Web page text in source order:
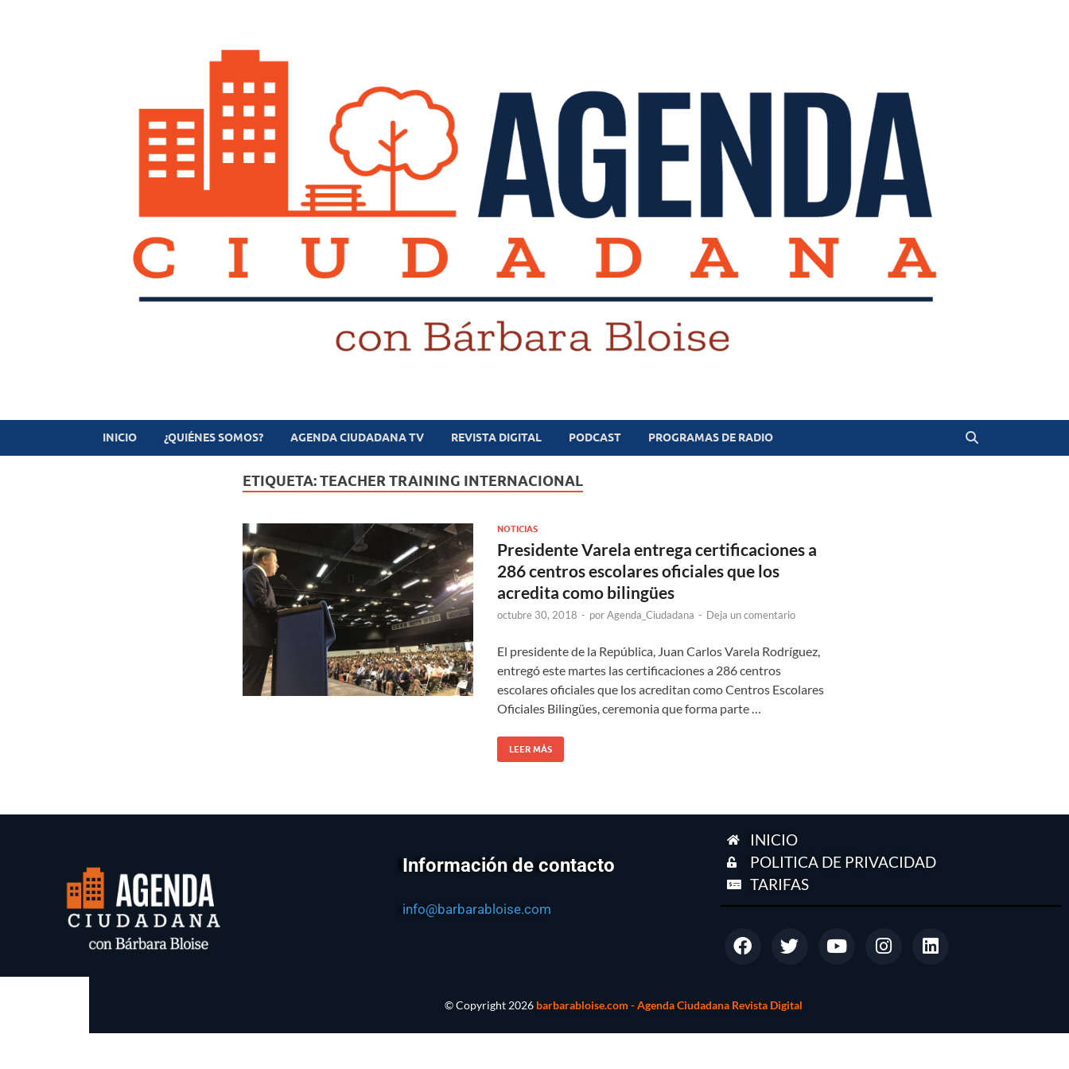
Revista digital
INICIO ¿QUIÉNES SOMOS? AGENDA CIUDADANA TV REVISTA DIGITAL PODCAST PROGRAMAS DE RADIO
ETIQUETA:TEACHER TRAINING INTERNACIONAL
NOTICIAS
Presidente Varela entrega certificaciones a
286 centros escolares oficiales que los
acredita como bilingües
octubre 30, 2018 - porAgenda_Ciudadana - Deja un comentario
El presidente de la República, Juan Carlos Varela Rodríguez,
entregó este martes las certificaciones a 286 centros
escolares oficiales que los acreditan como Centros Escolares
Oficiales Bilingües, ceremonia que forma parte …
LEER MÁS
Información de contacto
info@barbarabloise.com
INICIO
POLITICA DE PRIVACIDAD
TARIFAS
© Copyright 2026 barbarabloise.com - Agenda Ciudadana Revista Digital